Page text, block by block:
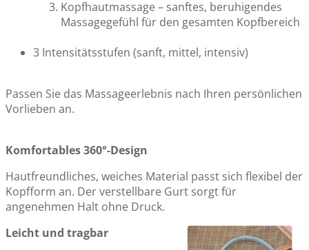
Kopfhautmassage – sanftes, beruhigendes
Massagegefühl für den gesamten Kopfbereich
3 Intensitätsstufen (sanft, mittel, intensiv)
Passen Sie das Massageerlebnis nach Ihren persönlichen
Vorlieben an.
Komfortables 360°-Design
Hautfreundliches, weiches Material passt sich flexibel der
Kopfform an. Der verstellbare Gurt sorgt für
angenehmen Halt ohne Druck.
Leicht und tragbar